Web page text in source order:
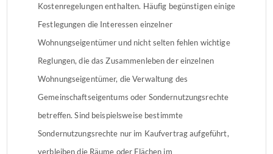
Kostenregelungen enthalten. Häufig begünstigen einige
Festlegungen die Interessen einzelner
Wohnungseigentümer und nicht selten fehlen wichtige
Reglungen, die das Zusammenleben der einzelnen
Wohnungseigentümer, die Verwaltung des
Gemeinschaftseigentums oder Sondernutzungsrechte
betreffen. Sind beispielsweise bestimmte
Sondernutzungsrechte nur im Kaufvertrag aufgeführt,
verbleiben die Räume oder Flächen im